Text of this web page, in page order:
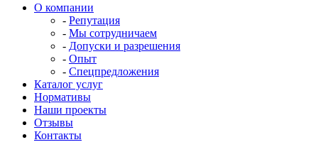
О компании
- Репутация
- Мы сотрудничаем
- Допуски и разрешения
- Опыт
- Спецпредложения
Каталог услуг
Нормативы
Наши проекты
Отзывы
Контакты